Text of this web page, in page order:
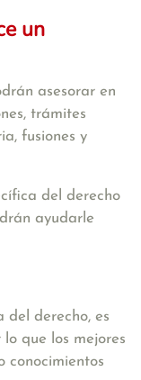
un
asesorar en
trámites
fusiones y
del derecho
ayudarle
del derecho, es
que los mejores
conocimientos